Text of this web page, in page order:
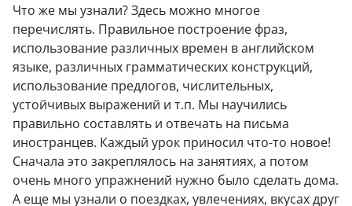
Что же мы узнали? Здесь можно многое
перечислять. Правильное построение фраз,
использование различных времен в английском
языке, различных грамматических конструкций,
использование предлогов, числительных,
устойчивых выражений и т.п. Мы научились
правильно составлять и отвечать на письма
иностранцев. Каждый урок приносил что-то новое!
Сначала это закреплялось на занятиях, а потом
очень много упражнений нужно было сделать дома.
А еще мы узнали о поездках, увлечениях, вкусах друг